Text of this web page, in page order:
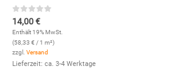
0 out of 5
14,00€
Enthält 19% MwSt.
(58,33 € / 1 m²)
zzgl. Versand
Lieferzeit: ca. 3-4 Werktage